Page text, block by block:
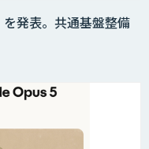
発表。共通基盤整備